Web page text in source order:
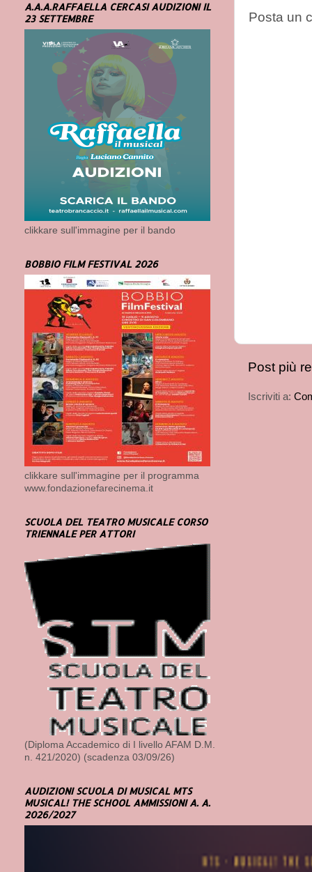
Posta un
Post più
Iscriviti a:
A.A.A.RAFFAELLA CERCASI AUDIZIONI IL
23 SETTEMBRE
clikkare sull'immagine per il bando
BOBBIO FILM FESTIVAL 2026
clikkare sull'immagine per il programma
www.fondazionefarecinema.it
SCUOLA DEL TEATRO MUSICALE CORSO
TRIENNALE PER ATTORI
(Diploma Accademico di I livello AFAM D.M.
n. 421/2020) (scadenza 03/09/26)
AUDIZIONI SCUOLA DI MUSICAL MTS
MUSICAL! THE SCHOOL AMMISSIONI A. A.
2026/2027